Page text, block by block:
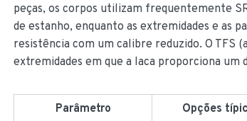
peças, os corpos utilizam frequentemente
de estanho, enquanto as extremidades e as
resistência com um calibre reduzido. O TFS
extremidades em que a laca proporciona
Parâmetro Opções